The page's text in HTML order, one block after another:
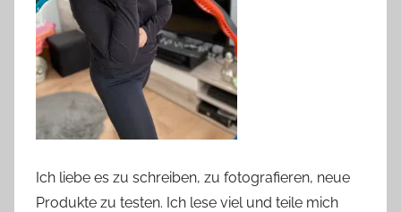
Ich liebe es zu schreiben, zu fotografieren, neue
Produkte zu testen. Ich lese viel und teile mich